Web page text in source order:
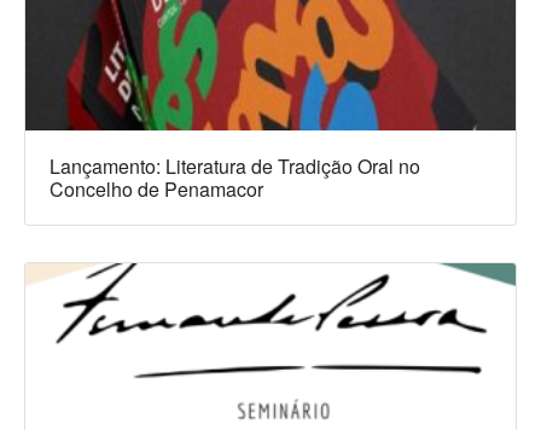
Lançamento: Literatura de Tradição Oral no
Concelho de Penamacor